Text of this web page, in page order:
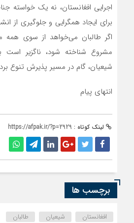
اجرایی افغانستان، نه یک خواسته
برای ایجاد همگرایی و جلوگیری از
اگر طالبان می‌خواهد از سوی همه
مشروع شناخته شود، ناگزیر است
شیعیان، گام در مسیر پذیرش تنوع
انتهای پیام
لینک کوتاه : https://afpak.ir/?p=2929
برچسب ها
افغانستان شیعیان طالبان